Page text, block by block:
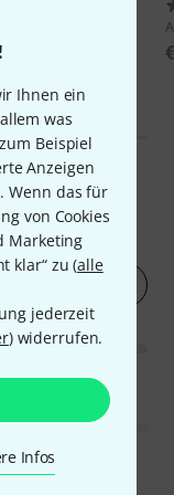
Ihnen ein
was
Beispiel
Anzeigen
Wenn das für
von Cookies
Marketing
klar“ zu (alle
jederzeit
) widerrufen.
Infos